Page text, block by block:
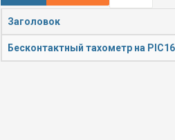
Заголовок
Бесконтактный тахометр на